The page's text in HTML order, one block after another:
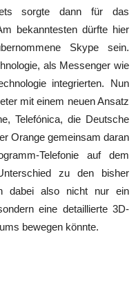
sorgte dann für das
bekanntesten dürfte hier
Skype sein.
als Messenger wie
integrierten. Nun
mit einem neuen Ansatz
Telefónica, die Deutsche
Orange gemeinsam daran
Telefonie auf dem
zu den bisher
dabei also nicht nur ein
eine detaillierte 3D-
bewegen könnte.